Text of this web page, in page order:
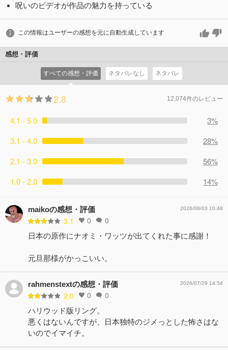
呪いのビデオが作品の魅力を持っている
この情報はユーザーの感想を元に自動生成しています
感想・評価
すべての感想・評価 ネタバレなし ネタバレ
2.8 12,074件のレビュー
4.1 - 5.0
3%
3.1 - 4.0
28%
2.1 - 3.0
56%
1.0 - 2.0
14%
maikoの感想・評価
3.1 0 0
2026/08/03 10:48
日本の原作にナオミ・ワッツが出てくれた事に感謝！
元旦那様がかっこいい。
rahmenstextの感想・評価
2.0 0 0
2026/07/29 14:54
ハリウッド版リング。
悪くはないんですが、日本独特のジメっとした怖さはな
いのでイマイチ。